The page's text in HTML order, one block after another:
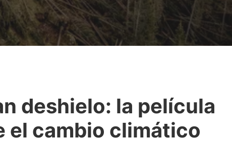
deshielo: la película
el cambio climático